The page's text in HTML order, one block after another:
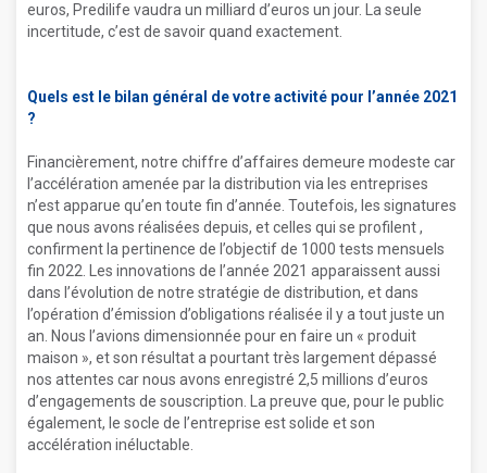
euros, Predilife vaudra un milliard d’euros un jour. La seule
incertitude, c’est de savoir quand exactement.
Quels est le bilan général de votre activité pour l’année 2021
?
Financièrement, notre chiffre d’affaires demeure modeste car
l’accélération amenée par la distribution via les entreprises
n’est apparue qu’en toute fin d’année. Toutefois, les signatures
que nous avons réalisées depuis, et celles qui se profilent ,
confirment la pertinence de l’objectif de 1000 tests mensuels
fin 2022. Les innovations de l’année 2021 apparaissent aussi
dans l’évolution de notre stratégie de distribution, et dans
l’opération d’émission d’obligations réalisée il y a tout juste un
an. Nous l’avions dimensionnée pour en faire un « produit
maison », et son résultat a pourtant très largement dépassé
nos attentes car nous avons enregistré 2,5 millions d’euros
d’engagements de souscription. La preuve que, pour le public
également, le socle de l’entreprise est solide et son
accélération inéluctable.